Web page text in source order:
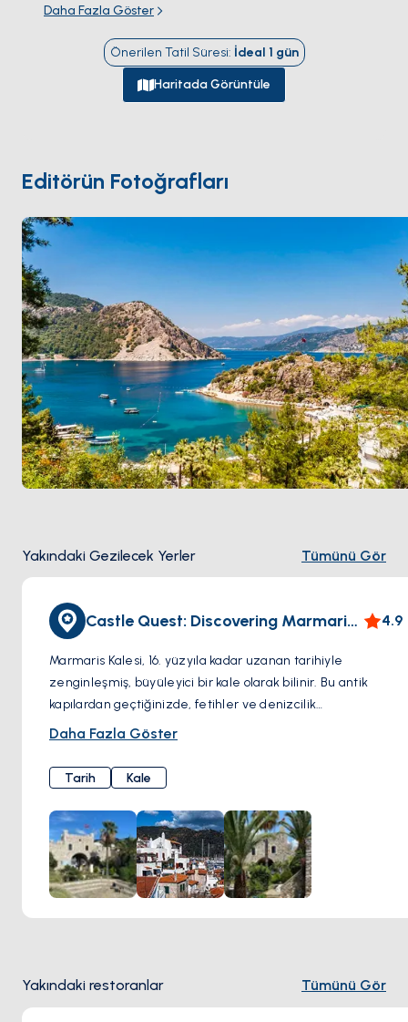
Körfezi'ne çıkış noktası işlevi görüyor. Sudan
bakıldığında şehir yarım günlük yelken mesafesinde
onlarca çam gölgeli koya bırakıyor yerini:Bencik
yürünebilen kum şeridiyleOrhaniye,Selimiye
balık meyhaneleri. Karşı geçişler — ithal beyaz kumlu
Şehrin kendisi cazibe değil; körfez ve onu çevreleyen
koylar. SezonNisan ile Ekimarası açık; Haziran ve
Eylül Ağustos trafiği olmadan ılık su ve düzenli
meltemi yakalıyor.
Daha Fazla Göster
Önerilen Tatil Süresi: İdeal 1 gün
Haritada Görüntüle
Editörün Fotoğrafları
Yakındaki Gezilecek Yerler Tümünü Gör
Castle Quest: Discovering Marmaris Castle 4.9
Marmaris Kalesi, 16. yüzyıla kadar uzanan tarihiyle
zenginleşmiş, büyüleyici bir kale olarak bilinir. Bu antik
kapılardan geçtiğinizde, fetihler ve denizcilik
maceralarının, taş duvarlar arasında yankılandığı bir
üzerinde yürüyüş yaparak yüzyıllar boyunca gizlenmiş
odaları keşfedin. Kale içindeki müzede, Marmaris'in tarihi
hakkında bilgi sahibi olabileceğiniz sergiler ve eserler
bulunmaktadır. Kaleye çıkın ve kale surlarından limanın ve
sahilin panoramik manzarasına ulaşın; masmavi suların ve
uzakta yükselen yeşil tepelerin nefes kesen manzarasını
görebilirsiniz. Tarih meraklıları, kültür sevenler ve
muhteşem manzaraların peşinde koşanlar için Marmaris
vadediyor.
Daha Fazla Göster
Tarih Kale
Yakındaki restoranlar Tümünü Gör